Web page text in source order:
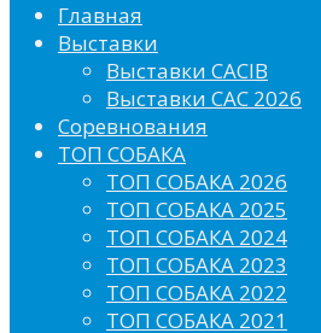
Главная
Выставки
Выставки CACIB
Выставки САС 2026
Соревнования
ТОП СОБАКА
ТОП СОБАКА 2026
ТОП СОБАКА 2025
ТОП СОБАКА 2024
ТОП СОБАКА 2023
ТОП СОБАКА 2022
ТОП СОБАКА 2021